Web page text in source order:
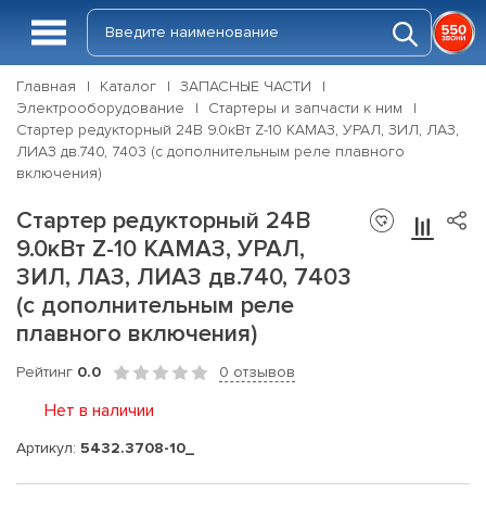
Главная Каталог
ЗАПАСНЫЕ ЧАСТИ
Электрооборудование
Стартеры и запчасти к ним
Стартер редукторный 24В 9.0кВт Z-10 КАМАЗ, УРАЛ, ЗИЛ, ЛАЗ,
ЛИАЗ дв.740, 7403 (c дополнительным реле плавного
включения)
Стартер редукторный 24В
9.0кВт Z-10 КАМАЗ, УРАЛ,
ЗИЛ, ЛАЗ, ЛИАЗ дв.740, 7403
(c дополнительным реле
плавного включения)
Рейтинг 0.0 0 отзывов
Нет в наличии
Артикул: 5432.3708-10_